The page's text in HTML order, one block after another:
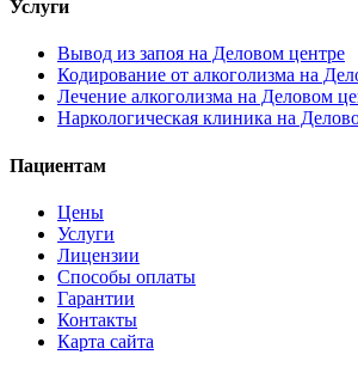
Услуги
Вывод из запоя на Деловом центре
Кодирование от алкоголизма на
Лечение алкоголизма на Деловом
Наркологическая клиника на
Пациентам
Цены
Услуги
Лицензии
Способы оплаты
Гарантии
Контакты
Карта сайта